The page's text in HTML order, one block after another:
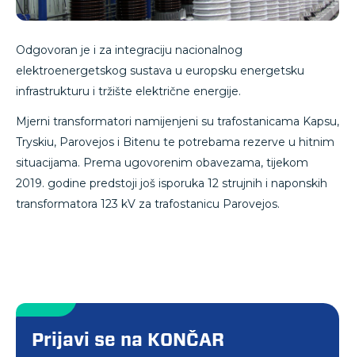
Odgovoran je i za integraciju nacionalnog
elektroenergetskog sustava u europsku energetsku
infrastrukturu i tržište električne energije.
Mjerni transformatori namijenjeni su trafostanicama Kapsu,
Tryskiu, Parovejos i Bitenu te potrebama rezerve u hitnim
situacijama. Prema ugovorenim obavezama, tijekom
2019. godine predstoji još isporuka 12 strujnih i naponskih
transformatora 123 kV za trafostanicu Parovejos.
Prijavi se na KONČAR